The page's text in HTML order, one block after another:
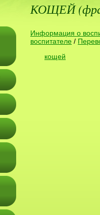
КОЩЕЙ
Информация о
воспитателе /
кощей